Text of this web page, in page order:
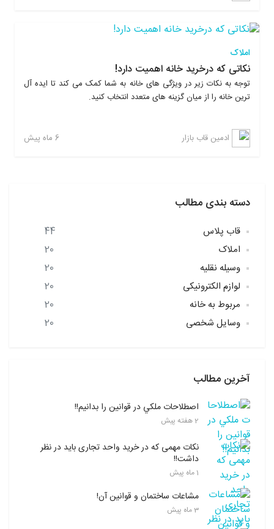
دسته بندی مطالب
قاب پلاس
44
املاک
20
وسیله نقلیه
20
لوازم الکترونیکی
20
مربوط به خانه
20
وسایل شخصی
20
آخرین مطالب
اصطلاحات ملکي در قوانين را بدانیم!!
2 هفته پیش
نکات مهمی که در خرید واحد تجاری باید در نظر
داشت!!
1 ماه پیش
مشاعات ساختمان و قوانین آن!
3 ماه پیش
املاک
نکاتی که درخرید خانه اهمیت دارد!
توجه به نکات زیر در ویژگی های خانه به شما کمک می کند تا ایده آل
ترین خانه را از میان گزینه های متعدد انتخاب کنید.
ادمین قاب بازار 6 ماه پیش